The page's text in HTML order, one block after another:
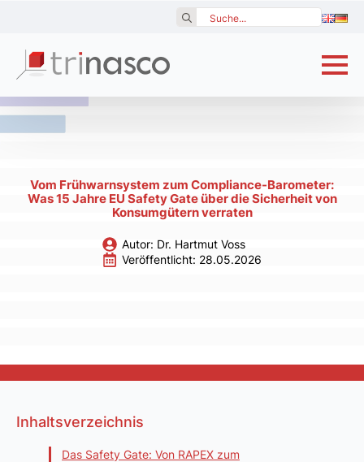
Search
Vom Frühwarnsystem zum Compliance-Barometer:
Was 15 Jahre EU Safety Gate über die Sicherheit von
Konsumgütern verraten
Autor: Dr. Hartmut Voss
Veröffentlicht: 28.05.2026
Inhaltsverzeichnis
Das Safety Gate: Von RAPEX zum